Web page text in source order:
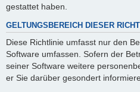
gestattet haben.
GELTUNGSBEREICH DIESER
Diese Richtlinie umfasst nur den
Software umfassen. Sofern der
seiner Software weitere
er Sie darüber gesondert